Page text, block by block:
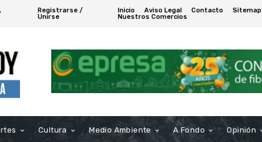
Registrarse /
Unirse
Inicio Aviso Legal Contacto
Sitemap
Nuestros Comercios
Cultura Medio Ambiente A Fondo Opinión